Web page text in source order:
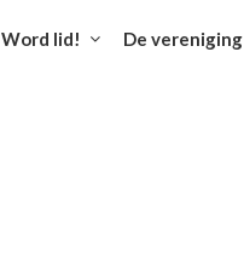
Word lid! De vereniging